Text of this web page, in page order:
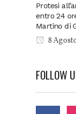
Protesi
entro 24
Martino di
8
FOLLOW